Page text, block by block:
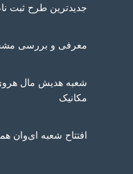
جدیدترین طرح ثبت
معرفی و بررسی
شعبه هدیش مال
مکانیک
افتتاح شعبه ای‌وان